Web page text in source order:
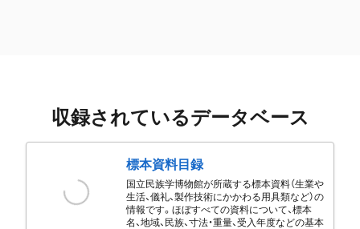
収録されているデータベース
標本資料目録
国立民族学博物館が所蔵する標本資料（生業や
生活、儀礼、製作技術にかかわる用具類など）の
情報です。ほぼすべての資料について、標本
名、地域、民族、寸法・重量、受入年度などの基本